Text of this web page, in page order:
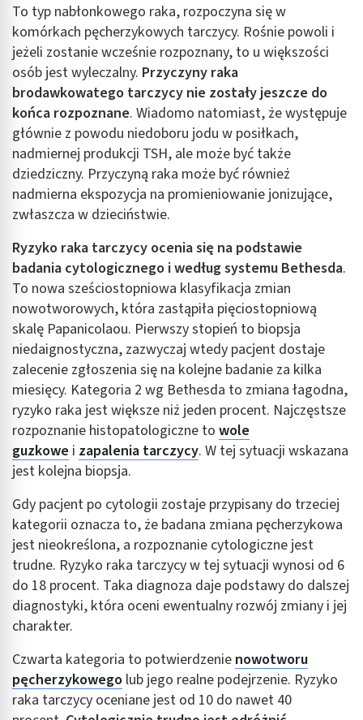
To typ nabłonkowego raka, rozpoczyna się w
komórkach pęcherzykowych tarczycy. Rośnie powoli i
jeżeli zostanie wcześnie rozpoznany, to u większości
osób jest wyleczalny. Przyczyny raka
brodawkowatego tarczycy nie zostały jeszcze do
końca rozpoznane. Wiadomo natomiast, że występuje
głównie z powodu niedoboru jodu w posiłkach,
nadmiernej produkcji TSH, ale może być także
dziedziczny. Przyczyną raka może być również
nadmierna ekspozycja na promieniowanie jonizujące,
zwłaszcza w dzieciństwie.
Ryzyko raka tarczycy ocenia się na podstawie
badania cytologicznego i według systemu Bethesda.
To nowa sześciostopniowa klasyfikacja zmian
nowotworowych, która zastąpiła pięciostopniową
skalę Papanicolaou. Pierwszy stopień to biopsja
niedaignostyczna, zazwyczaj wtedy pacjent dostaje
zalecenie zgłoszenia się na kolejne badanie za kilka
miesięcy. Kategoria 2 wg Bethesda to zmiana łagodna,
ryzyko raka jest większe niż jeden procent. Najczęstsze
rozpoznanie histopatologiczne to wole
guzkowe i zapalenia tarczycy. W tej sytuacji wskazana
jest kolejna biopsja.
Gdy pacjent po cytologii zostaje przypisany do trzeciej
kategorii oznacza to, że badana zmiana pęcherzykowa
jest nieokreślona, a rozpoznanie cytologiczne jest
trudne. Ryzyko raka tarczycy w tej sytuacji wynosi od 6
do 18 procent. Taka diagnoza daje podstawy do dalszej
diagnostyki, która oceni ewentualny rozwój zmiany i jej
charakter.
Czwarta kategoria to potwierdzenie nowotworu
pęcherzykowego lub jego realne podejrzenie. Ryzyko
raka tarczycy oceniane jest od 10 do nawet 40